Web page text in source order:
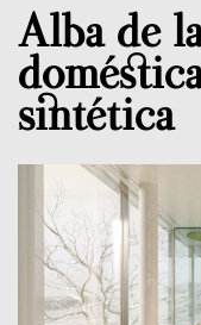
Alba de
sintética